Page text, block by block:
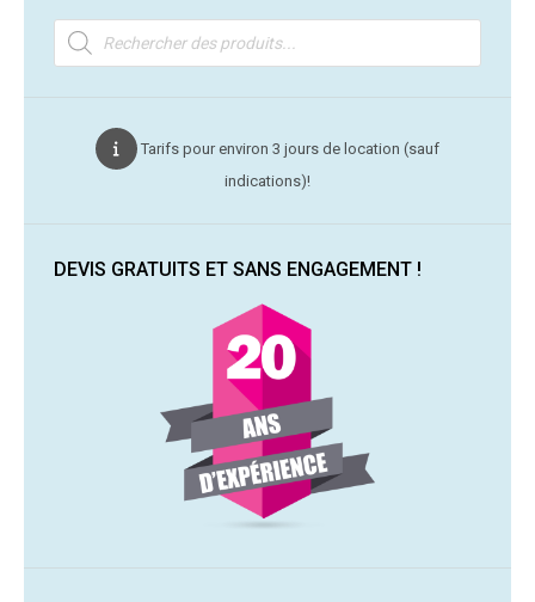
Recherche
de
produits
Tarifs pour environ 3 jours de location (sauf
indications)!
DEVIS GRATUITS ET SANS ENGAGEMENT !